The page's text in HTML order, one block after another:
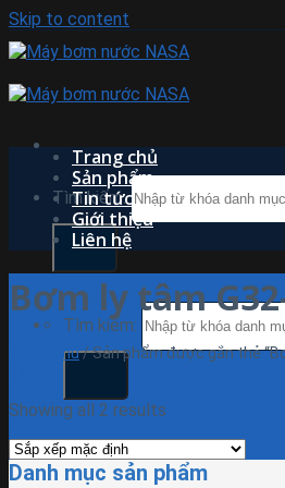
Skip to content
Tìm kiếm:
Tìm kiếm:
Trang chủ
Sản phẩm
Tin tức
Giới thiệu
Liên hệ
Bơm ly tâm
Trang chủ/Sản phẩm được gắn thẻ
Showing all 2 results
Danh mục sản phẩm